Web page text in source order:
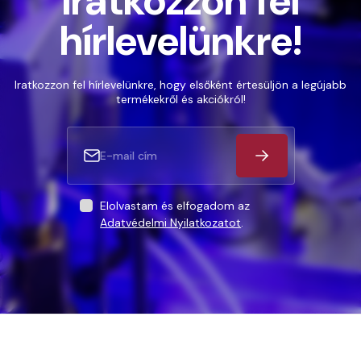
hírlevelünkre!
Iratkozzon fel hírlevelünkre, hogy elsőként értesüljön a legújabb
termékekről és akciókról!
Elolvastam és elfogadom az
Adatvédelmi Nyilatkozatot.